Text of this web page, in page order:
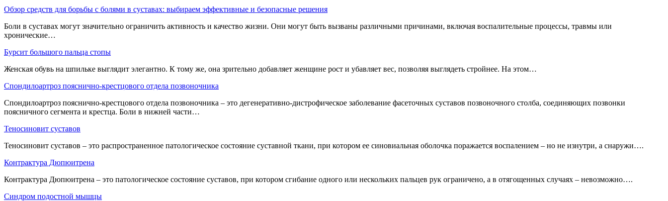
Обзор средств для борьбы с болями в суставах: выбираем эффективные и безопасные решения
Боли в суставах могут значительно ограничить активность и качество жизни. Они могут быть вызваны различными причинами, включая воспалительные процессы, травмы или
хронические…
Бурсит большого пальца стопы
Женская обувь на шпильке выглядит элегантно. К тому же, она зрительно добавляет женщине рост и убавляет вес, позволяя выглядеть стройнее. На этом…
Спондилоартроз пояснично-крестцового отдела позвоночника
Спондилоартроз пояснично-крестцового отдела позвоночника – это дегенеративно-дистрофическое заболевание фасеточных суставов позвоночного столба, соединяющих позвонки
поясничного сегмента и крестца. Боли в нижней части…
Теносиновит суставов
Теносиновит суставов – это распространенное патологическое состояние суставной ткани, при котором ее синовиальная оболочка поражается воспалением – но не изнутри, а снаружи….
Контрактура Дюпюитрена
Контрактура Дюпюитрена – это патологическое состояние суставов, при котором сгибание одного или нескольких пальцев рук ограничено, а в отягощенных случаях – невозможно….
Синдром подостной мышцы